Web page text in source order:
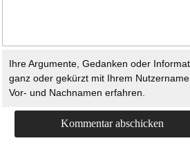
Ihre Argumente, Gedanken oder
ganz oder gekürzt mit Ihrem
Vor- und Nachnamen erfahren.